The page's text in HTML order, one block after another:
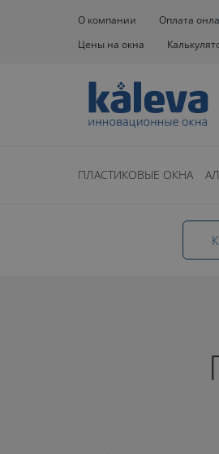
О компании Оплата
Цены на окна
ПЛАСТИКОВЫЕ ОКНА
Окна Остекление домов